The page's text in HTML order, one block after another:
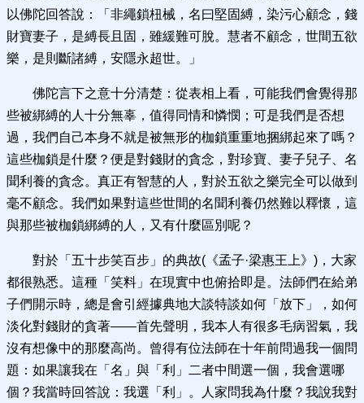
以佛陀回答說：「非繩鎖杻械，名曰堅固縛，染污心顧念，錢
財寶妻子，是縛長且固，雖緩難可脫。慧者不顧念，世間五欲
樂，是則斷諸縛，安隱永超世。」
佛陀言下之意十分清楚：從表相上看，可能我們會覺得那
些被綁縛的人十分無辜，值得同情和憐憫；可是我們是否想
過，我們自己本身不就是被無形的枷鎖重重地捆綁起來了嗎？
這些枷鎖是什麼？便是對錢財的貪念，對珍寶、妻子兒子、名
聞利養的貪念。真正有智慧的人，對於五欲之樂完全可以做到
毫不顧念。我們如果對這些世間的名聞利養仍然難以釋懷，這
與那些被枷鎖綁縛的人，又有什麼區別呢？
對於「五十步笑百步」的典故(《孟子·梁惠王上》)，大家
都很熟悉。這種「笑料」在現實中也俯拾即是。法師們在給弟
子們開示時，總是會引經據典地大談特談如何「放下」，如何
淡化對錢財的貪著——首先聲明，我本人有很多毛病習氣，我
沒有想像中的那麼高尚。曾得有位法師在十年前問過我一個問
題：如果讓我在「名」與「利」二者中間選一個，我會選哪
個？我當時回答說：我選「利」。人家問我為什麼？我說我對